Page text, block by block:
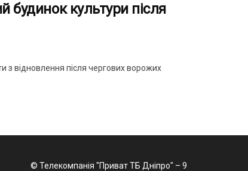
культури після
з відновлення після чергових ворожих
© Телекомпанія "Приват ТБ Дніпро" – 9